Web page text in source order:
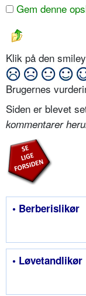
Gem denne
Klik på den
Brugernes
Siden er blevet
kommentarer
• Berberislikør
• Løvetandlikør